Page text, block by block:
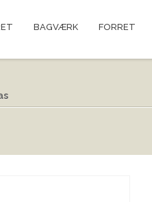
BAGVÆRK FORRET